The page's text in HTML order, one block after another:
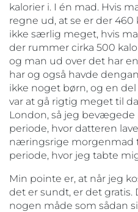
kalorier i. I én mad. Hvis
regne ud, at se er der
ikke særlig meget, hvis
der rummer cirka 500
og man ud over det har
har og også havde
ikke noget børn, og en
var at gå rigtig meget til
London, så jeg
periode, hvor datteren
næringsrige morgenmad
periode, hvor jeg tabte
Min pointe er, at når jeg
det er sundt, er det gratis.
nogen måde som sådan